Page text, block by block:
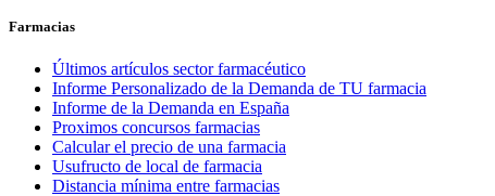
Farmacias
Últimos artículos sector farmacéutico
Informe Personalizado de la Demanda de TU farmacia
Informe de la Demanda en España
Proximos concursos farmacias
Calcular el precio de una farmacia
Usufructo de local de farmacia
Distancia mínima entre farmacias